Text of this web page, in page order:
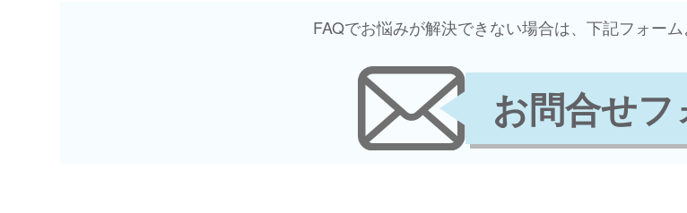
FAQでお悩みが解決できない場合は、下記フォーム
お問合せ